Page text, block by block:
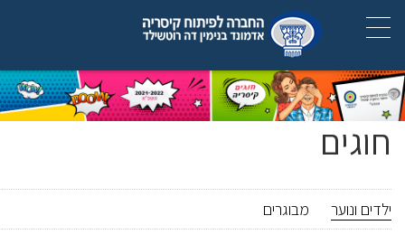
חוגים
ילדים ונוער מבוגרים